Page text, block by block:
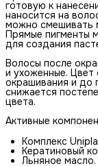
готовую к
наносится на
можно смешивать
Прямые пигменты
для создания
Волосы после
и ухоженные. Цвет
окрашивания и до
снижается
цвета.
Активные
Комплекс
Кератиновый
Льняное масло.